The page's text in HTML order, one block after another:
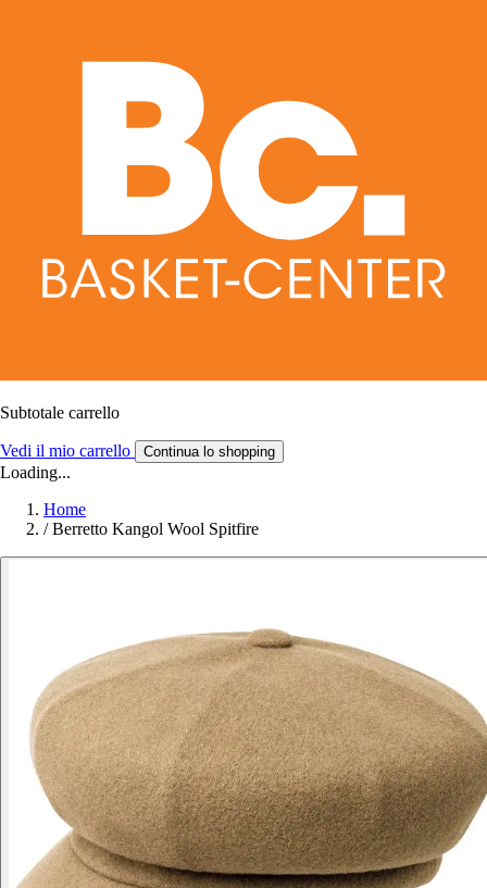
Subtotale carrello
Vedi il mio carrello Continua lo shopping
Loading...
Home
/ Berretto Kangol Wool Spitfire